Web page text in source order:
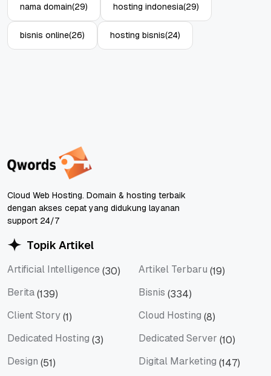
nama domain(29) hosting indonesia(29)
bisnis online(26) hosting bisnis(24)
Cloud Web Hosting. Domain & hosting terbaik
dengan akses cepat yang didukung layanan
support 24/7
Topik Artikel
Artificial Intelligence (30) Artikel Terbaru (19)
Berita(139) Bisnis (334)
Client Story(1) Cloud Hosting (8)
Dedicated Hosting (3) Dedicated Server (10)
Design (51) Digital Marketing (147)